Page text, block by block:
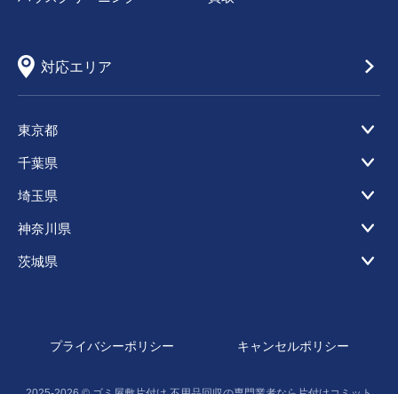
対応エリア
東京都
千葉県
埼玉県
神奈川県
茨城県
プライバシーポリシー キャンセルポリシー